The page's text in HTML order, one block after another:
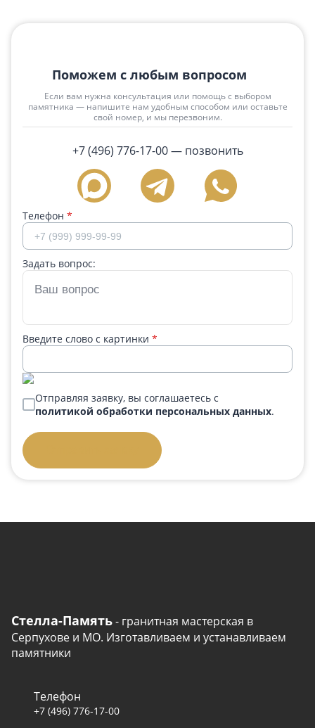
Поможем с любым вопросом
Если вам нужна консультация или помощь с выбором
памятника — напишите нам удобным способом или оставьте
свой номер, и мы перезвоним.
+7 (496) 776-17-00— позвонить
Телефон *
Задать вопрос:
Введите слово с картинки *
Отправляя заявку, вы соглашаетесь с
политикой обработки персональных данных.
Стелла-Память- гранитная мастерская в
Серпухове и МО. Изготавливаем и устанавливаем
памятники
Телефон
+7 (496) 776-17-00